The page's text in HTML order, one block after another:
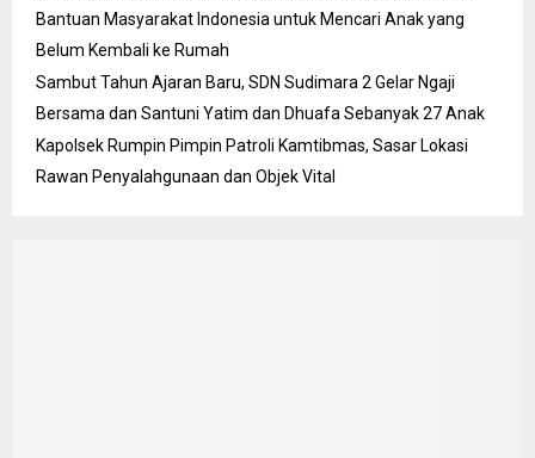
Bantuan Masyarakat Indonesia untuk Mencari Anak yang
Belum Kembali ke Rumah
Sambut Tahun Ajaran Baru, SDN Sudimara 2 Gelar Ngaji
Bersama dan Santuni Yatim dan Dhuafa Sebanyak 27 Anak
Kapolsek Rumpin Pimpin Patroli Kamtibmas, Sasar Lokasi
Rawan Penyalahgunaan dan Objek Vital